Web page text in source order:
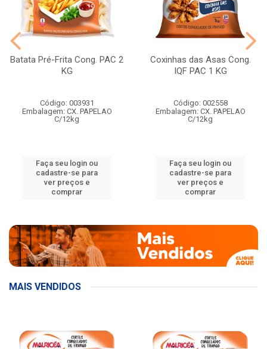
Batata Pré-Frita Cong. PAC 2
KG
Código: 003931
Embalagem: CX. PAPELAO
C/12kg
Faça seu login ou
cadastre-se para
ver preços e
comprar
Coxinhas das Asas Cong.
IQF PAC 1 KG
Código: 002558
Embalagem: CX. PAPELAO
C/12kg
Faça seu login ou
cadastre-se para
ver preços e
comprar
MAIS VENDIDOS